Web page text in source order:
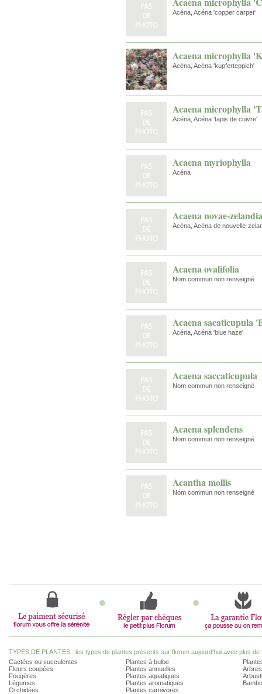
Acéna, Acéna 'copper carpet'
Acaena microphylla
Acéna, Acéna 'kupferteppich'
Acaena microphylla
Acéna, Acéna 'tapis de cuivre'
Acaena myriophylla
Acéna
Acaena novae-
Acéna, Acéna de nouvelle-
Acaena ovalifolia
Nom commun non renseigné
Acaena sacaticupula
Acéna, Acéna 'blue haze'
Acaena saccaticupula
Nom commun non renseigné
Acaena splendens
Nom commun non renseigné
Acantha mollis
Nom commun non renseigné
TYPES DE PLANTES : les types de plantes présents sur florum aujourd'hui avec plus de
Cactées ou succulentes
Fleurs coupées
Fougères
Légumes
Orchidées
Plantes à bulbe
Plantes annuelles
Plantes aquatiques
Plantes aromatiques
Plantes carnivores